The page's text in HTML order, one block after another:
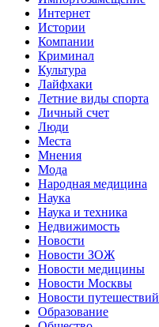
Интернет
Истории
Компании
Криминал
Культура
Лайфхаки
Летние виды спорта
Личный счет
Люди
Места
Мнения
Мода
Народная медицина
Наука
Наука и техника
Недвижимость
Новости
Новости ЗОЖ
Новости медицины
Новости Москвы
Новости путешествий
Образование